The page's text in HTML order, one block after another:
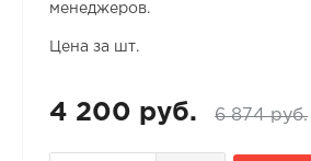
менеджеров.
Цена за шт.
4 200 руб. 6 874 руб.